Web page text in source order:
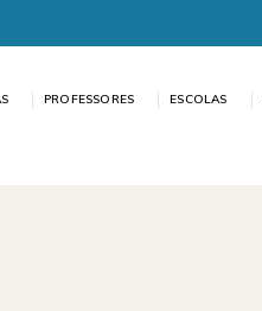
PROFESSORES ESCOLAS